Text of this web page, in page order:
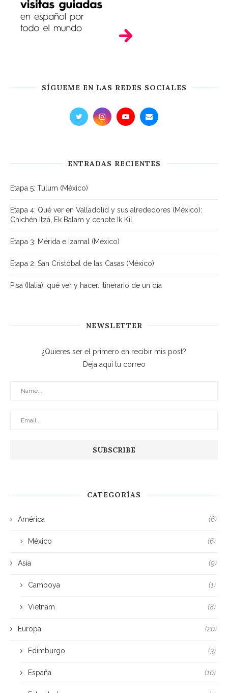
SÍGUEME EN LAS REDES SOCIALES
ENTRADAS RECIENTES
Etapa 5: Tulum (México)
Etapa 4: Qué ver en Valladolid y sus alrededores (México):
Chichén Itzá, Ek Balam y cenote Ik Kil
Etapa 3: Mérida e Izamal (México)
Etapa 2: San Cristóbal de las Casas (México)
Pisa (Italia): qué ver y hacer. Itinerario de un día
NEWSLETTER
¿Quieres ser el primero en recibir mis post?
Deja aquí tu correo
CATEGORÍAS
América (6)
México (6)
Asia (9)
Camboya (1)
Vietnam (8)
Europa (20)
Edimburgo (3)
España (10)